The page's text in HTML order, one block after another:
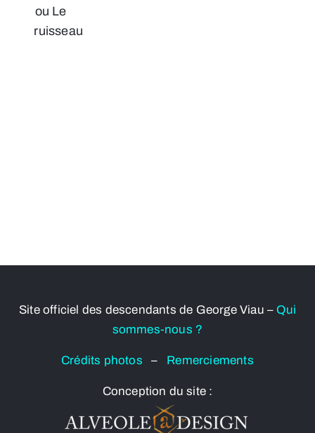
ou Le
ruisseau
Site officiel des descendants de George Viau – Qui
sommes-nous ?
Crédits photos– Remerciements
Conception du site :